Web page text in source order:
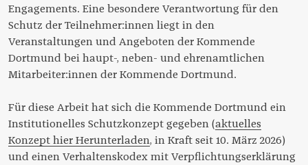
Engagements. Eine besondere Verantwortung für den
Schutz der Teilnehmer:innen liegt in den
Veranstaltungen und Angeboten der Kommende
Dortmund bei haupt-, neben- und ehrenamtlichen
Mitarbeiter:innen der Kommende Dortmund.
Für diese Arbeit hat sich die Kommende Dortmund ein
Institutionelles Schutzkonzept gegeben (aktuelles
Konzept hier Herunterladen, in Kraft seit 10. März 2026)
und einen Verhaltenskodex mit Verpflichtungserklärung